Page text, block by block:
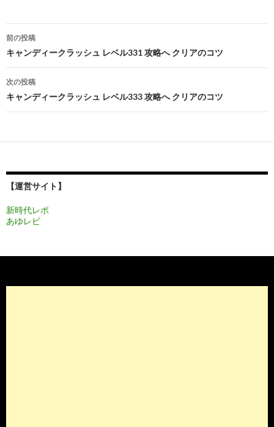
投
稿
ナ
ビ
ゲ
ー
ョ
ン
前の投稿
キャンディークラッシュ レベル331 攻略へ クリアのコツ
次の投稿
キャンディークラッシュ レベル333 攻略へ クリアのコツ
【運営サイト】
新時代レポ
あゆレビ